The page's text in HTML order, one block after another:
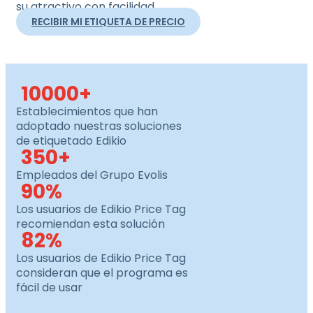
su atractivo con facilidad.
RECIBIR MI ETIQUETA DE PRECIO
10000+
Establecimientos que han
adoptado nuestras soluciones
de etiquetado Edikio
350+
Empleados del Grupo Evolis
90%
Los usuarios de Edikio Price Tag
recomiendan esta solución
82%
Los usuarios de Edikio Price Tag
consideran que el programa es
fácil de usar